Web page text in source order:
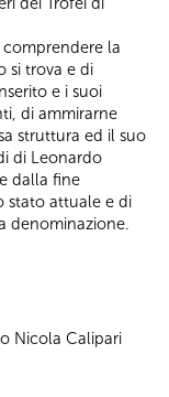
la
si trova e di
e i suoi
di ammirarne
struttura ed il suo
di Leonardo
dalla fine
stato attuale e di
denominazione.
Nicola Calipari